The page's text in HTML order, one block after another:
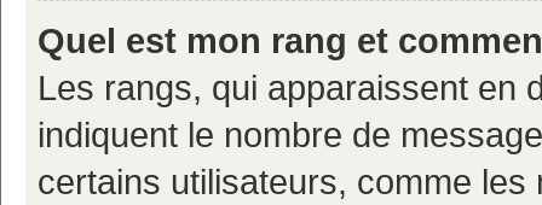
Quel est mon rang et
Les rangs, qui apparaissent en
indiquent le nombre de
certains utilisateurs, comme